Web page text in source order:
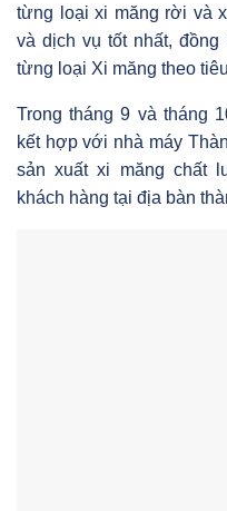
từng loại xi măng rời và
và dịch vụ tốt nhất,
từng loại Xi măng theo
Trong tháng 9 và tháng
kết hợp với nhà máy
sản xuất xi măng chất
khách hàng tại địa bàn